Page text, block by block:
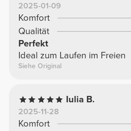
2025-01-09
Komfort
Qualität
Perfekt
Ideal zum Laufen im Freien
Siehe Original
Iulia B.
2025-11-28
Komfort